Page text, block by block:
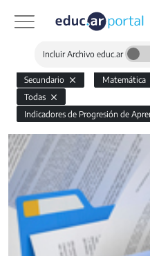
Incluir Archivo educ.ar
Secundario Matemática
Todas
Indicadores de Progresión de